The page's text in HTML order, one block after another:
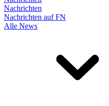
Nachrichten
Nachrichten auf FN
Alle News